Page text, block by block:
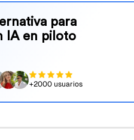
para
IA en piloto
+2000 usuarios